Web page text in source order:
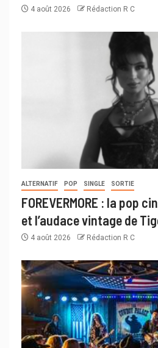
4 août 2026 Rédaction R C
ALTERNATIF POP SINGLE SORTIE
FOREVERMORE : la pop
et l’audace vintage de
4 août 2026 Rédaction R C